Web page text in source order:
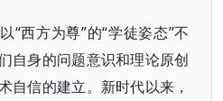
“西方为尊”的“学徒姿态”不
自身的问题意识和理论原创
自信的建立。新时代以来，